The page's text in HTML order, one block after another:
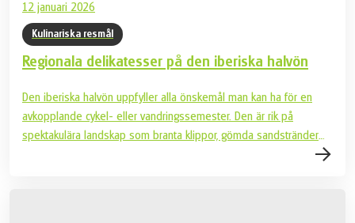
12 januari 2026
Kulinariska resmål
Regionala delikatesser på den iberiska halvön
Den iberiska halvön uppfyller alla önskemål man kan ha för en
avkopplande cykel- eller vandringssemester. Den är rik på
spektakulära landskap som branta klippor, gömda sandstränder